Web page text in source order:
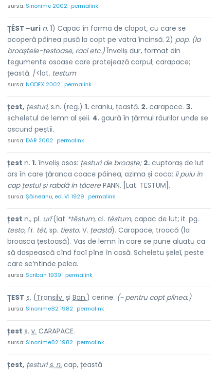
sursa: Sinonime 2002 permalink
ȚÉST ~uri n. 1) Capac în forma de clopot, cu care se
acoperă pâinea pusă la copt pe vatra încinsă. 2) pop. (la
broaștele-țestoase, raci etc.)Înveliș dur, format din
tegumente osoase care protejează corpul; carapace;
țeastă. /<lat. testum
sursa:NODEX 2002 permalink
țest, țesturi, s.n. (reg.) 1. craniu, țeastă. 2. carapace. 3.
scheletul de lemn al șeii. 4. gaură în țărmul râurilor unde se
ascund peștii.
sursa:DAR 2002 permalink
țest n. 1. înveliș osos: țesturi de broaște; 2. cuptoraș de lut
ars în care țăranca coace pâinea, azima și coca: îi puiu în
cap țestul și rabdă în tăcerePANN. [Lat. TESTUM].
sursa:Șăineanu, ed. VI 1929 permalink
țest n., pl. urĭ(lat *tĕstum, cl. téstum, capac de lut; it. pg.
testo, fr. têt, sp. tiesto. V. țeastă). Carapace, troacă (la
broasca țestoasă). Vas de lemn în care se pune aluatu ca
să dospească cînd facĭ pîne în casă. Scheletu șeleĭ, peste
care se’ntinde pelea.
sursa: Scriban 1939 permalink
ȚEST s. (Transilv. și Ban.) cerine. (~ pentru copt pîinea.)
sursa: Sinonime82 1982 permalink
țest s. v. CARAPACE.
sursa: Sinonime82 1982 permalink
țest, țesturis. n. cap, țeastă